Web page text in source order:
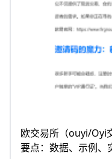
欧交易所（ouyi/Oyi
要点：数据、示例、